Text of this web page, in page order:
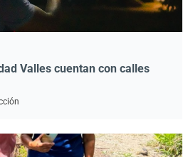
Valles cuentan con calles